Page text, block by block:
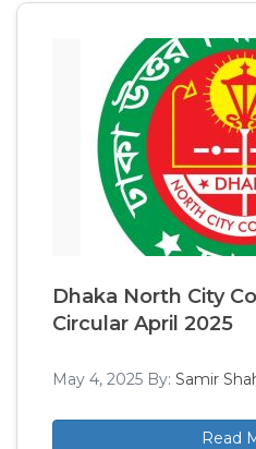
Dhaka North City
Circular April 2025
May 4, 2025 By: Samir
Read